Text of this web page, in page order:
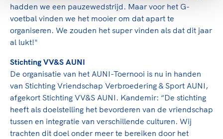
hadden we een pauzewedstrijd. Maar voor het G-
voetbal vinden we het mooier om dat apart te
organiseren. We zouden het super vinden als dat dit jaar
al lukt!"
Stichting VV&S AUNI
De organisatie van het AUNI-Toernooi is nu in handen
van Stichting Vriendschap Verbroedering & Sport AUNI,
afgekort Stichting VV&S AUNI. Kandemir: “De stichting
heeft als doelstelling het bevorderen van de vriendschap
tussen en integratie van verschillende culturen. Wij
trachten dit doel onder meer te bereiken door het